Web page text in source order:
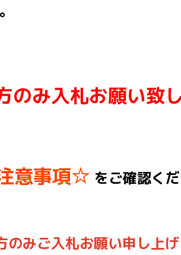
のみ入札お願い致
意事項☆ をご確認く
のみご入札お願い申し上